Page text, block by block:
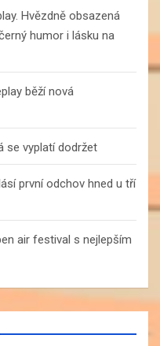
Hvězdně obsazená
humor i lásku na
běží nová
se vyplatí dodržet
první odchov hned u tří
air festival s nejlepším